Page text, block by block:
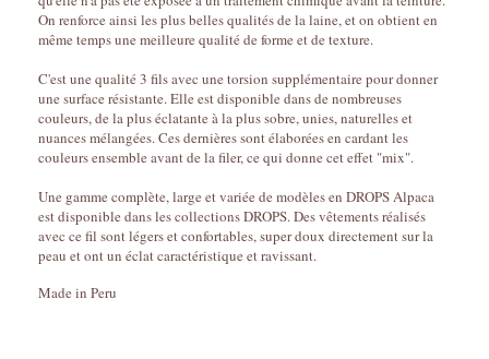
On renforce ainsi les plus belles qualités de la laine, et on obtient en
même temps une meilleure qualité de forme et de texture.
C'est une qualité 3 fils avec une torsion supplémentaire pour donner
une surface résistante. Elle est disponible dans de nombreuses
couleurs, de la plus éclatante à la plus sobre, unies, naturelles et
nuances mélangées. Ces dernières sont élaborées en cardant les
couleurs ensemble avant de la filer, ce qui donne cet effet "mix".
Une gamme complète, large et variée de modèles en DROPS Alpaca
est disponible dans les collections DROPS. Des vêtements réalisés
avec ce fil sont légers et confortables, super doux directement sur la
peau et ont un éclat caractéristique et ravissant.
Made in Peru